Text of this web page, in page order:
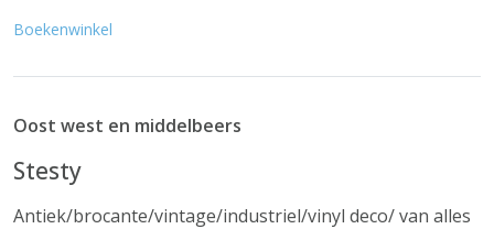
Boekenwinkel
Oost west en middelbeers
Stesty
Antiek/brocante/vintage/industriel/vinyl deco/ van alles